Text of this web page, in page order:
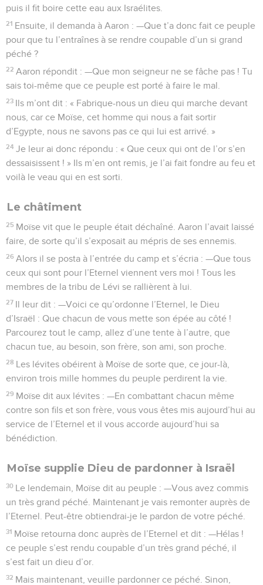
puis il fit boire cette eau aux Israélites.
21 Ensuite, il demanda à Aaron : —Que t’a donc fait ce peuple
pour que tu l’entraînes à se rendre coupable d’un si grand
péché ?
22 Aaron répondit : —Que mon seigneur ne se fâche pas ! Tu
sais toi-même que ce peuple est porté à faire le mal.
23 Ils m’ont dit : « Fabrique-nous un dieu qui marche devant
nous, car ce Moïse, cet homme qui nous a fait sortir
d’Egypte, nous ne savons pas ce qui lui est arrivé. »
24 Je leur ai donc répondu : « Que ceux qui ont de l’or s’en
dessaisissent ! » Ils m’en ont remis, je l’ai fait fondre au feu et
voilà le veau qui en est sorti.
Le châtiment
25 Moïse vit que le peuple était déchaîné. Aaron l’avait laissé
faire, de sorte qu’il s’exposait au mépris de ses ennemis.
26 Alors il se posta à l’entrée du camp et s’écria : —Que tous
ceux qui sont pour l’Eternel viennent vers moi ! Tous les
membres de la tribu de Lévi se rallièrent à lui.
27 Il leur dit : —Voici ce qu’ordonne l’Eternel, le Dieu
d’Israël : Que chacun de vous mette son épée au côté !
Parcourez tout le camp, allez d’une tente à l’autre, que
chacun tue, au besoin, son frère, son ami, son proche.
28 Les lévites obéirent à Moïse de sorte que, ce jour-là,
environ trois mille hommes du peuple perdirent la vie.
29 Moïse dit aux lévites : —En combattant chacun même
contre son fils et son frère, vous vous êtes mis aujourd’hui au
service de l’Eternel et il vous accorde aujourd’hui sa
bénédiction.
Moïse supplie Dieu de pardonner à Israël
30 Le lendemain, Moïse dit au peuple : —Vous avez commis
un très grand péché. Maintenant je vais remonter auprès de
l’Eternel. Peut-être obtiendrai-je le pardon de votre péché.
31 Moïse retourna donc auprès de l’Eternel et dit : —Hélas !
ce peuple s’est rendu coupable d’un très grand péché, il
s’est fait un dieu d’or.
32 Mais maintenant, veuille pardonner ce péché. Sinon,